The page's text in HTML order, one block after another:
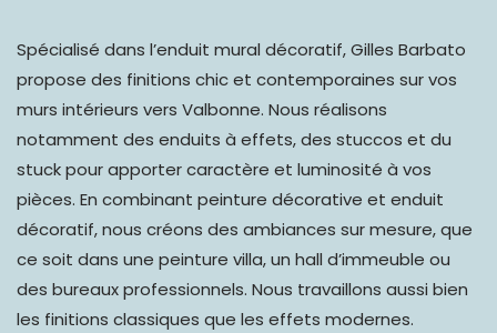
Spécialisé dans l’enduit mural décoratif, Gilles Barbato
propose des finitions chic et contemporaines sur vos
murs intérieurs vers Valbonne. Nous réalisons
notamment des enduits à effets, des stuccos et du
stuck pour apporter caractère et luminosité à vos
pièces. En combinant peinture décorative et enduit
décoratif, nous créons des ambiances sur mesure, que
ce soit dans une peinture villa, un hall d’immeuble ou
des bureaux professionnels. Nous travaillons aussi bien
les finitions classiques que les effets modernes.